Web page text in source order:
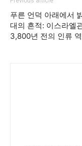
푸른 언덕 아래에서
대의 흔적: 이스라엘
3,800년 전의 인류